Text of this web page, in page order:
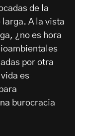
de la
larga. A la vista
¿no es hora
por otra
es
burocracia